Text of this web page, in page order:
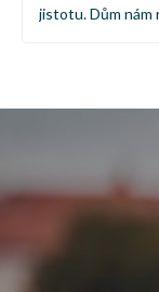
jistotu. Dům nám
Skvělá zkušenost